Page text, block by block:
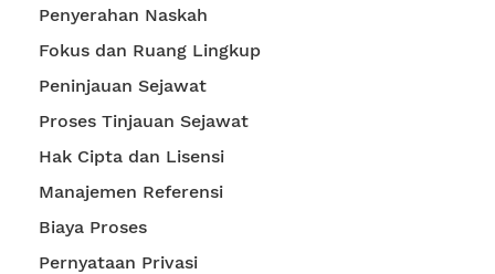
Penyerahan Naskah
Fokus dan Ruang Lingkup
Peninjauan Sejawat
Proses Tinjauan Sejawat
Hak Cipta dan Lisensi
Manajemen Referensi
Biaya Proses
Pernyataan Privasi